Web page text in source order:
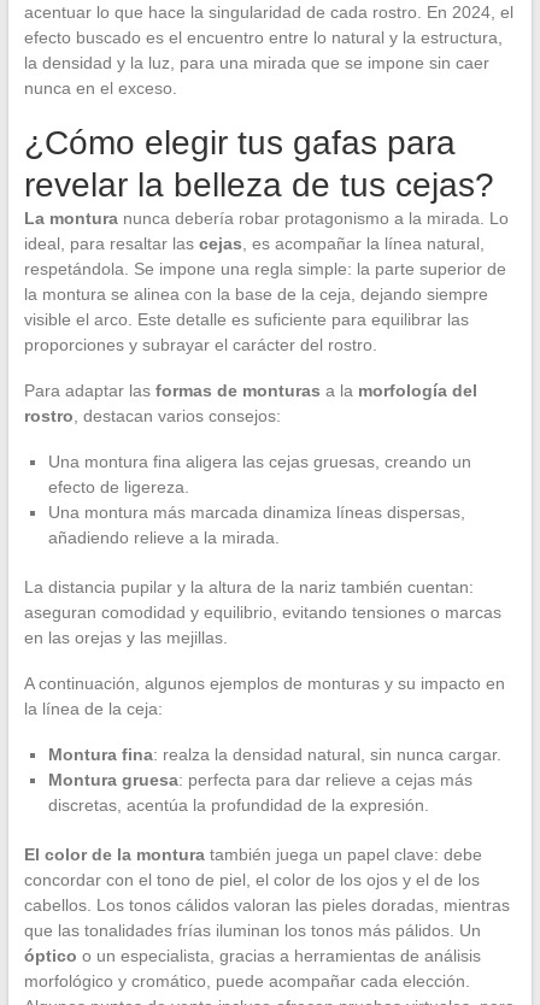
acentuar lo que hace la singularidad de cada rostro. En 2024, el
efecto buscado es el encuentro entre lo natural y la estructura,
la densidad y la luz, para una mirada que se impone sin caer
nunca en el exceso.
¿Cómo elegir tus gafas para
revelar la belleza de tus cejas?
La monturanunca debería robar protagonismo a la mirada. Lo
ideal, para resaltar las cejas , es acompañar la línea natural,
respetándola. Se impone una regla simple: la parte superior de
la montura se alinea con la base de la ceja, dejando siempre
visible el arco. Este detalle es suficiente para equilibrar las
proporciones y subrayar el carácter del rostro.
Para adaptar las formas de monturas a la morfología del
rostro , destacan varios consejos:
Una montura fina aligera las cejas gruesas, creando un
efecto de ligereza.
Una montura más marcada dinamiza líneas dispersas,
añadiendo relieve a la mirada.
La distancia pupilar y la altura de la nariz también cuentan:
aseguran comodidad y equilibrio, evitando tensiones o marcas
en las orejas y las mejillas.
A continuación, algunos ejemplos de monturas y su impacto en
la línea de la ceja:
Montura fina: realza la densidad natural, sin nunca cargar.
Montura gruesa: perfecta para dar relieve a cejas más
discretas, acentúa la profundidad de la expresión.
El color de la monturatambién juega un papel clave: debe
concordar con el tono de piel, el color de los ojos y el de los
cabellos. Los tonos cálidos valoran las pieles doradas, mientras
que las tonalidades frías iluminan los tonos más pálidos. Un
óptico o un especialista, gracias a herramientas de análisis
morfológico y cromático, puede acompañar cada elección.